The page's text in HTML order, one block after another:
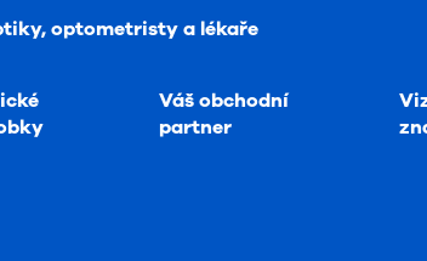
optometristy a lékaře
Váš obchodní
partner